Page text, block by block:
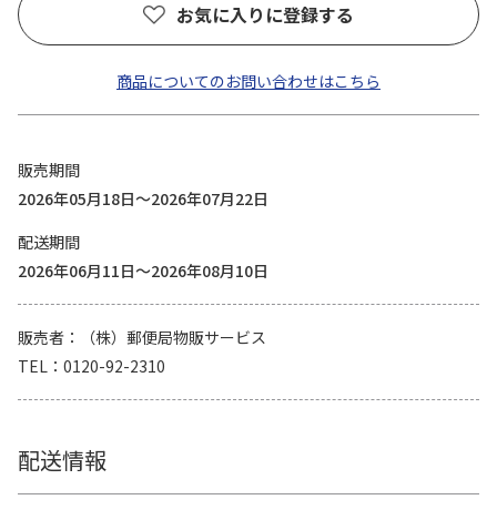
お気に入りに登録する
商品についてのお問い合わせはこちら
販売期間
2026年05月18日～2026年07月22日
配送期間
2026年06月11日～2026年08月10日
販売者
（株）郵便局物販サービス
TEL
0120-92-2310
配送情報